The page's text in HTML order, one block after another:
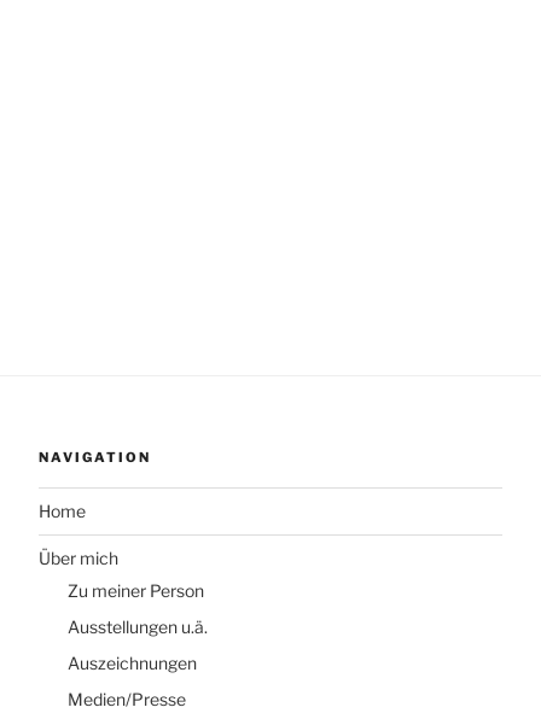
NAVIGATION
Home
Über mich
Zu meiner Person
Ausstellungen u.ä.
Auszeichnungen
Medien/Presse